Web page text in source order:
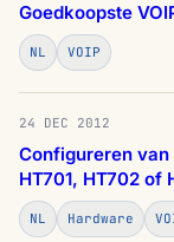
Goedkoopste
NL VOIP
24 DEC 2012
Configureren van
HT701, HT702 of
NL Hardware